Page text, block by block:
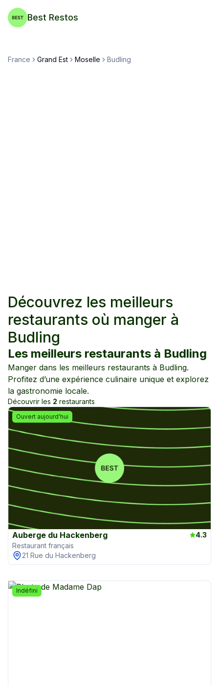
Best Restos
France Grand Est Moselle Budling
Découvrez les meilleurs
restaurants où manger à
Budling
Les meilleurs restaurants à Budling
Manger dans les meilleurs restaurants à Budling.
Profitez d’une expérience culinaire unique et explorez
la gastronomie locale.
Découvrir les 2 restaurants
Ouvert aujourd'hui
Auberge du Hackenberg
4.3
Restaurant français
21 Rue du Hackenberg
Indéfini